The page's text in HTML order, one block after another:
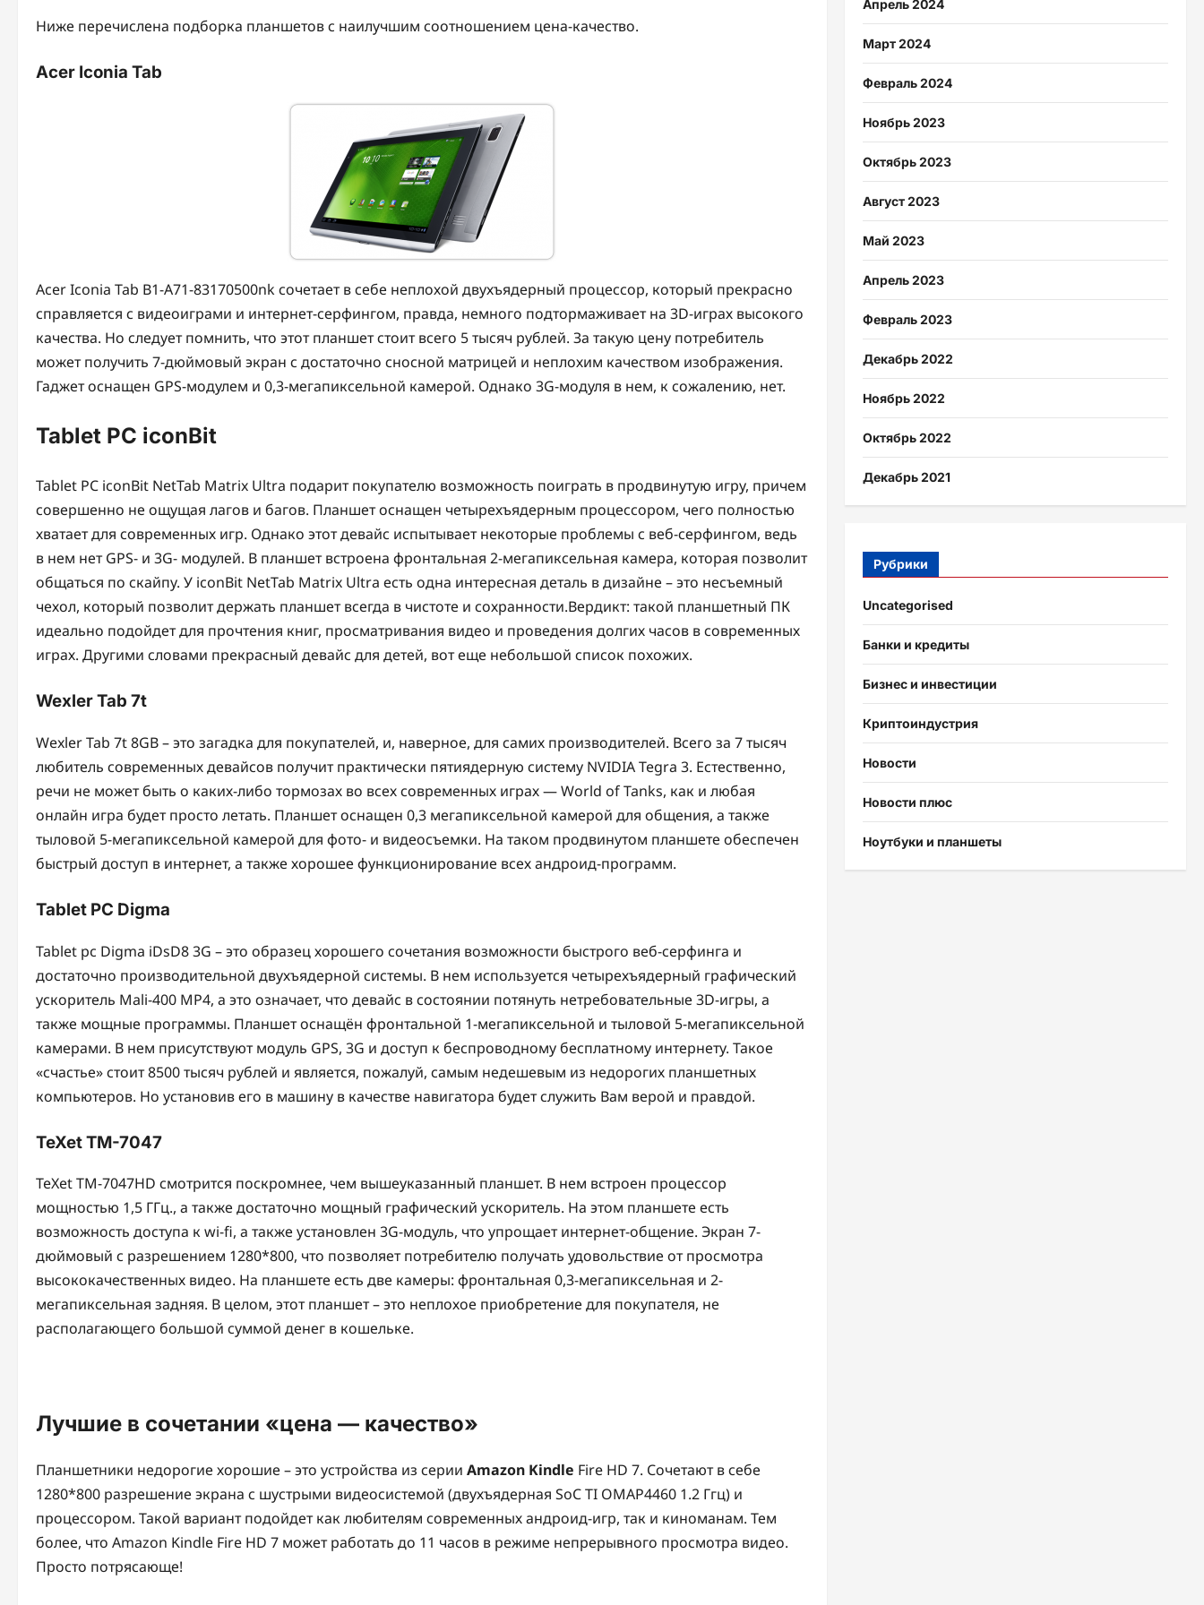
Ниже перечислена подборка планшетов с наилучшим соотношением цена-качество.
Acer Iconia Tab
Acer Iconia Tab B1-A71-83170500nk сочетает в себе неплохой двухъядерный процессор, который прекрасно
справляется с видеоиграми и интернет-серфингом, правда, немного подтормаживает на 3D-играх высокого
качества. Но следует помнить, что этот планшет стоит всего 5 тысяч рублей. За такую цену потребитель
может получить 7-дюймовый экран с достаточно сносной матрицей и неплохим качеством изображения.
Гаджет оснащен GPS-модулем и 0,3-мегапиксельной камерой. Однако 3G-модуля в нем, к сожалению, нет.
Tablet PC iconBit
Tablet PC iconBit NetTab Matrix Ultra подарит покупателю возможность поиграть в продвинутую игру, причем
совершенно не ощущая лагов и багов. Планшет оснащен четырехъядерным процессором, чего полностью
хватает для современных игр. Однако этот девайс испытывает некоторые проблемы с веб-серфингом, ведь
в нем нет GPS- и 3G- модулей. В планшет встроена фронтальная 2-мегапиксельная камера, которая позволит
общаться по скайпу. У iconBit NetTab Matrix Ultra есть одна интересная деталь в дизайне – это несъемный
чехол, который позволит держать планшет всегда в чистоте и сохранности.Вердикт: такой планшетный ПК
идеально подойдет для прочтения книг, просматривания видео и проведения долгих часов в современных
играх. Другими словами прекрасный девайс для детей, вот еще небольшой список похожих.
Wexler Tab 7t
Wexler Tab 7t 8GB – это загадка для покупателей, и, наверное, для самих производителей. Всего за 7 тысяч
любитель современных девайсов получит практически пятиядерную систему NVIDIA Tegra 3. Естественно,
речи не может быть о каких-либо тормозах во всех современных играх — World of Tanks, как и любая
онлайн игра будет просто летать. Планшет оснащен 0,3 мегапиксельной камерой для общения, а также
тыловой 5-мегапиксельной камерой для фото- и видеосъемки. На таком продвинутом планшете обеспечен
быстрый доступ в интернет, а также хорошее функционирование всех андроид-программ.
Tablet PC Digma
Tablet pc Digma iDsD8 3G – это образец хорошего сочетания возможности быстрого веб-серфинга и
достаточно производительной двухъядерной системы. В нем используется четырехъядерный графический
ускоритель Mali-400 MP4, а это означает, что девайс в состоянии потянуть нетребовательные 3D-игры, а
также мощные программы. Планшет оснащён фронтальной 1-мегапиксельной и тыловой 5-мегапиксельной
камерами. В нем присутствуют модуль GPS, 3G и доступ к беспроводному бесплатному интернету. Такое
«счастье» стоит 8500 тысяч рублей и является, пожалуй, самым недешевым из недорогих планшетных
компьютеров. Но установив его в машину в качестве навигатора будет служить Вам верой и правдой.
TeXet TM-7047
TeXet TM-7047HD смотрится поскромнее, чем вышеуказанный планшет. В нем встроен процессор
мощностью 1,5 ГГц., а также достаточно мощный графический ускоритель. На этом планшете есть
возможность доступа к wi-fi, а также установлен 3G-модуль, что упрощает интернет-общение. Экран 7-
дюймовый с разрешением 1280*800, что позволяет потребителю получать удовольствие от просмотра
высококачественных видео. На планшете есть две камеры: фронтальная 0,3-мегапиксельная и 2-
мегапиксельная задняя. В целом, этот планшет – это неплохое приобретение для покупателя, не
располагающего большой суммой денег в кошельке.
Лучшие в сочетании «цена — качество»
Планшетники недорогие хорошие – это устройства из серии Amazon Kindle Fire HD 7. Сочетают в себе
1280*800 разрешение экрана с шустрыми видеосистемой (двухъядерная SoC TI OMAP4460 1.2 Ггц) и
процессором. Такой вариант подойдет как любителям современных андроид-игр, так и киноманам. Тем
более, что Amazon Kindle Fire HD 7 может работать до 11 часов в режиме непрерывного просмотра видео.
Просто потрясающе!
Апрель 2024
Март 2024
Февраль 2024
Ноябрь 2023
Октябрь 2023
Август 2023
Май 2023
Апрель 2023
Февраль 2023
Декабрь 2022
Ноябрь 2022
Октябрь 2022
Декабрь 2021
Рубрики
Uncategorised
Банки и кредиты
Бизнес и инвестиции
Криптоиндустрия
Новости
Новости плюс
Ноутбуки и планшеты